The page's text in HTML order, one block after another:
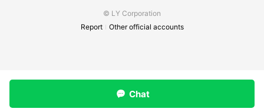
© LY Corporation
Report
Other official accounts
Chat